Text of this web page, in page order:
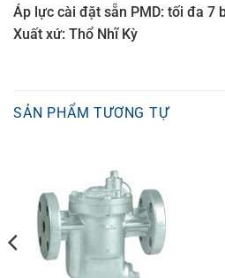
Áp lực cài đặt sẵn PMD: tối đa 7
Xuất xứ: Thổ Nhĩ Kỳ
SẢN PHẨM TƯƠNG TỰ